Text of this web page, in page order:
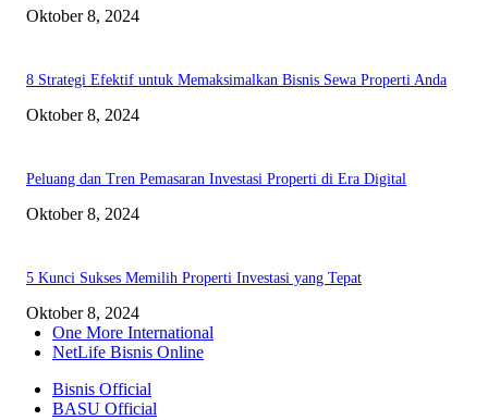
Oktober 8, 2024
8 Strategi Efektif untuk Memaksimalkan Bisnis Sewa Properti Anda
Oktober 8, 2024
Peluang dan Tren Pemasaran Investasi Properti di Era Digital
Oktober 8, 2024
5 Kunci Sukses Memilih Properti Investasi yang Tepat
Oktober 8, 2024
One More International
NetLife Bisnis Online
Bisnis Official
BASU Official